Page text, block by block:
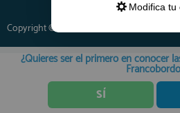
Copyright © 2026 www.francobordo.com
Modifica tu
¿Quieres ser el primero en conocer
SÍ